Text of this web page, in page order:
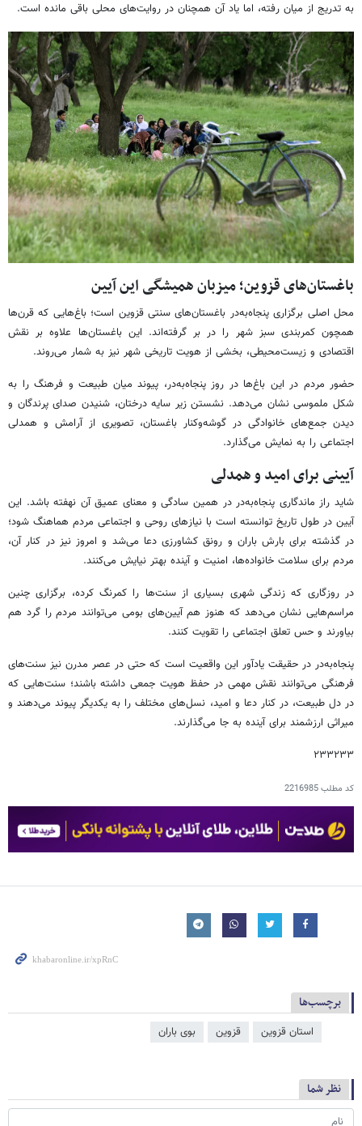
به تدریج از میان رفته، اما یاد آن همچنان در روایت‌های محلی باقی مانده است.
باغستان‌های قزوین؛ میزبان همیشگی این آیین
محل اصلی برگزاری پنجاه‌به‌در باغستان‌های سنتی قزوین است؛ باغ‌هایی که قرن‌ها
همچون کمربندی سبز شهر را در بر گرفته‌اند. این باغستان‌ها علاوه بر نقش
اقتصادی و زیست‌محیطی، بخشی از هویت تاریخی شهر نیز به شمار می‌روند.
حضور مردم در این باغ‌ها در روز پنجاه‌به‌در، پیوند میان طبیعت و فرهنگ را به
شکل ملموسی نشان می‌دهد. نشستن زیر سایه درختان، شنیدن صدای پرندگان و
دیدن جمع‌های خانوادگی در گوشه‌وکنار باغستان، تصویری از آرامش و همدلی
اجتماعی را به نمایش می‌گذارد.
آیینی برای امید و همدلی
شاید راز ماندگاری پنجاه‌به‌در در همین سادگی و معنای عمیق آن نهفته باشد. این
آیین در طول تاریخ توانسته است با نیازهای روحی و اجتماعی مردم هماهنگ شود؛
در گذشته برای بارش باران و رونق کشاورزی دعا می‌شد و امروز نیز در کنار آن،
مردم برای سلامت خانواده‌ها، امنیت و آینده بهتر نیایش می‌کنند.
در روزگاری که زندگی شهری بسیاری از سنت‌ها را کمرنگ کرده، برگزاری چنین
مراسم‌هایی نشان می‌دهد که هنوز هم آیین‌های بومی می‌توانند مردم را گرد هم
بیاورند و حس تعلق اجتماعی را تقویت کنند.
پنجاه‌به‌در در حقیقت یادآور این واقعیت است که حتی در عصر مدرن نیز سنت‌های
فرهنگی می‌توانند نقش مهمی در حفظ هویت جمعی داشته باشند؛ سنت‌هایی که
در دل طبیعت، در کنار دعا و امید، نسل‌های مختلف را به یکدیگر پیوند می‌دهند و
میراثی ارزشمند برای آینده به جا می‌گذارند.
۲۳۳۲۳۳
کد مطلب2216985
برچسب‌ها
استان قزوین قزوین بوی باران
نظر شما